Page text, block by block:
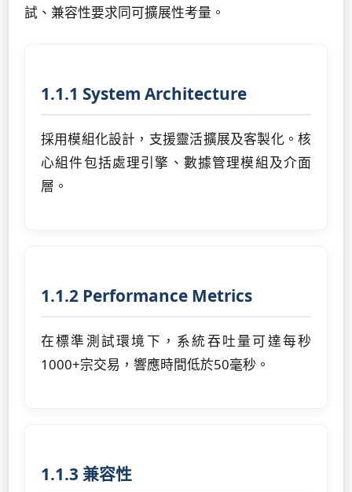
試、兼容性要求同可擴展性考量。
1.1.1 System Architecture
採用模組化設計，支援靈活擴展及客製化。核
心組件包括處理引擎、數據管理模組及介面
層。
1.1.2 Performance Metrics
在標準測試環境下，系統吞吐量可達每秒
1000+宗交易，響應時間低於50毫秒。
1.1.3 兼容性